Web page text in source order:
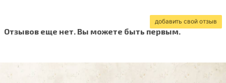
добавить свой отзыв
Отзывов еще нет. Вы можете быть первым.